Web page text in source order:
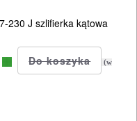
230 J szlifierka kątowa
(w